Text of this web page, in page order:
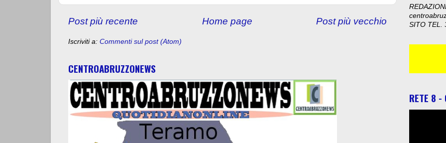
Post più recente Post più vecchio
Home page
Iscriviti a: Commenti sul post (Atom)
CENTROABRUZZONEWS
SITO TEL.
RETE 8 -